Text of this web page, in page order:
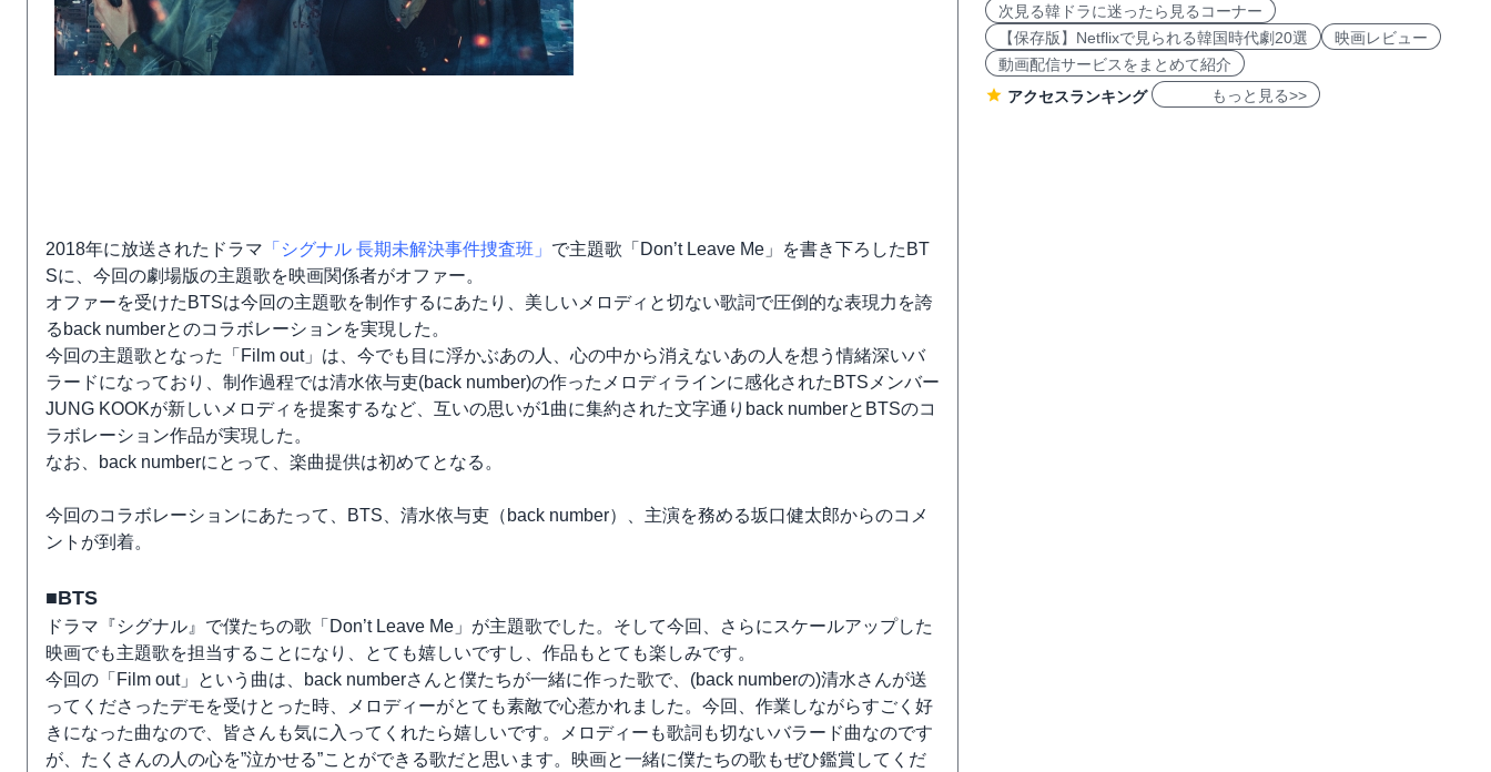
2018年に放送されたドラマ 「シグナル 長期未解決事件捜査班」 で主題歌「Don’t Leave Me」を書き下ろしたBT
Sに、今回の劇場版の主題歌を映画関係者がオファー。
オファーを受けたBTSは今回の主題歌を制作するにあたり、美しいメロディと切ない歌詞で圧倒的な表現力を誇
るback numberとのコラボレーションを実現した。
今回の主題歌となった「Film out」は、今でも目に浮かぶあの人、心の中から消えないあの人を想う情緒深いバ
ラードになっており、制作過程では清水依与吏(back number)の作ったメロディラインに感化されたBTSメンバー
JUNG KOOKが新しいメロディを提案するなど、互いの思いが1曲に集約された文字通りback numberとBTSのコ
ラボレーション作品が実現した。
なお、back numberにとって、楽曲提供は初めてとなる。
今回のコラボレーションにあたって、BTS、清水依与吏（back number）、主演を務める坂口健太郎からのコメ
ントが到着。
■BTS
ドラマ『シグナル』で僕たちの歌「Don’t Leave Me」が主題歌でした。そして今回、さらにスケールアップした
映画でも主題歌を担当することになり、とても嬉しいですし、作品もとても楽しみです。
今回の「Film out」という曲は、back numberさんと僕たちが一緒に作った歌で、(back numberの)清水さんが送
ってくださったデモを受けとった時、メロディーがとても素敵で心惹かれました。今回、作業しながらすごく好
きになった曲なので、皆さんも気に入ってくれたら嬉しいです。メロディーも歌詞も切ないバラード曲なのです
が、たくさんの人の心を”泣かせる”ことができる歌だと思います。映画と一緒に僕たちの歌もぜひ鑑賞してくだ
次見る韓ドラに迷ったら見るコーナー
【保存版】Netflixで見られる韓国時代劇20選
映画レビュー
動画配信サービスをまとめて紹介
アクセスランキング
もっと見る>>